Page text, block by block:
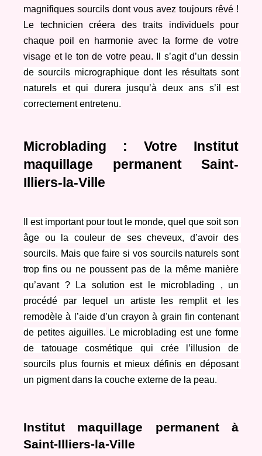
magnifiques sourcils dont vous avez toujours rêvé !
Le technicien créera des traits individuels pour
chaque poil en harmonie avec la forme de votre
visage et le ton de votre peau.
Il s’agit d’un dessin
de sourcils micrographique dont les résultats sont
naturels et qui durera jusqu’à deux ans s’il est
correctement entretenu.
Microblading : Votre Institut
maquillage permanent Saint-
Illiers-la-Ville
Il est important pour tout le monde, quel que soit son
âge ou la couleur de ses cheveux, d’avoir des
sourcils. Mais que faire si vos sourcils naturels sont
trop fins ou ne poussent pas de la même manière
qu’avant ? La solution est le microblading , un
procédé par lequel un artiste les remplit et les
remodèle à l’aide d’un crayon à grain fin contenant
de petites aiguilles. Le microblading est une forme
de tatouage cosmétique qui crée l’illusion de
sourcils plus fournis et mieux définis en déposant
un pigment dans la couche externe de la peau.
Institut maquillage permanent à
Saint-Illiers-la-Ville